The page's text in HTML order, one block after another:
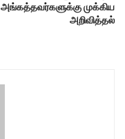
அங்கத்தவர்களுக்கு முக்கிய
அறிவித்தல்